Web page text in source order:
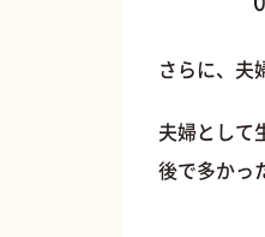
さらに、夫
夫婦として
後で多かっ